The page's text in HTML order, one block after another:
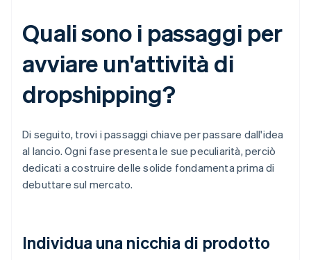
Quali sono i passaggi per
avviare un'attività di
dropshipping?
Di seguito, trovi i passaggi chiave per passare dall'idea
al lancio. Ogni fase presenta le sue peculiarità, perciò
dedicati a costruire delle solide fondamenta prima di
debuttare sul mercato.
Individua una nicchia di prodotto